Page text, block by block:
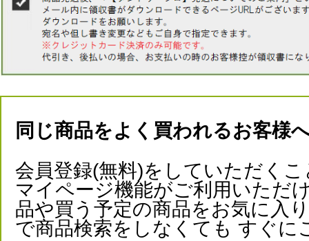
同じ商品をよく買われるお客様
会員登録(無料)をしていただくこ
マイページ機能がご利用いただ
品や買う予定の商品をお気に入
で商品検索をしなくても すぐに